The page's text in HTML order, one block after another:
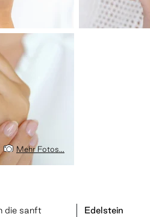
Mehr Fotos...
die sanft
Edelstein